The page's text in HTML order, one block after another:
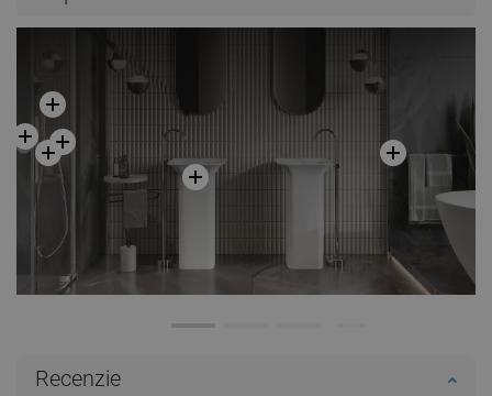
Recenzie